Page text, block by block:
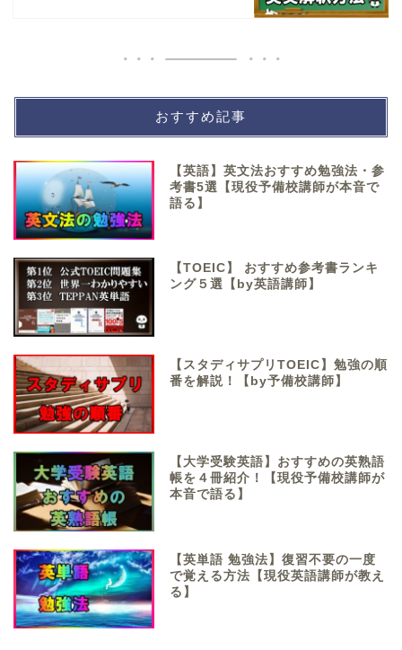
おすすめ記事
【英語】英文法おすすめ勉強法・参
考書5選【現役予備校講師が本音で
語る】
【TOEIC】 おすすめ参考書ランキ
ング５選【by英語講師】
【スタディサプリTOEIC】勉強の順
番を解説！【by予備校講師】
【大学受験英語】おすすめの英熟語
帳を４冊紹介！【現役予備校講師が
本音で語る】
【英単語 勉強法】復習不要の一度
で覚える方法【現役英語講師が教え
る】